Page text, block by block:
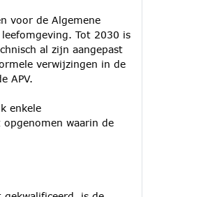
voor de Algemene
Tot 2030 is
al zijn aangepast
verwijzingen in de
APV.
enkele
waarin de